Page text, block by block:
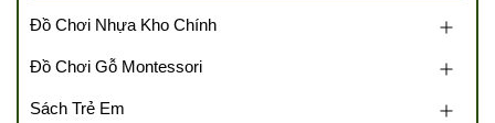
Đồ Chơi Nhựa Kho Chính
Đồ Chơi Gỗ Montessori
Sách Trẻ Em